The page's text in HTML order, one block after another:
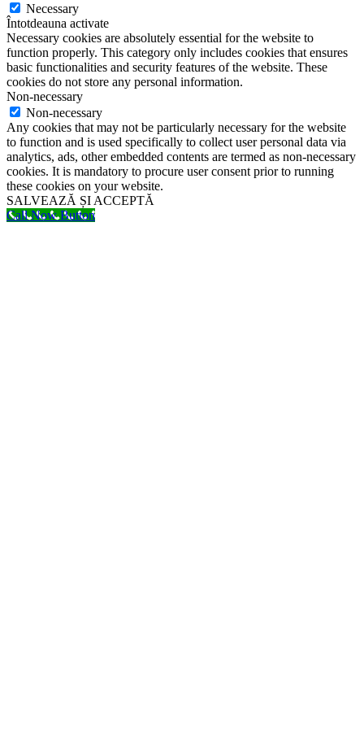
Necessary
Întotdeauna activate
Necessary cookies are absolutely essential for the website to
function properly. This category only includes cookies that ensures
basic functionalities and security features of the website. These
cookies do not store any personal information.
Non-necessary
Non-necessary
Any cookies that may not be particularly necessary for the website
to function and is used specifically to collect user personal data via
analytics, ads, other embedded contents are termed as non-necessary
cookies. It is mandatory to procure user consent prior to running
these cookies on your website.
SALVEAZĂ ȘI ACCEPTĂ
Call Now Button